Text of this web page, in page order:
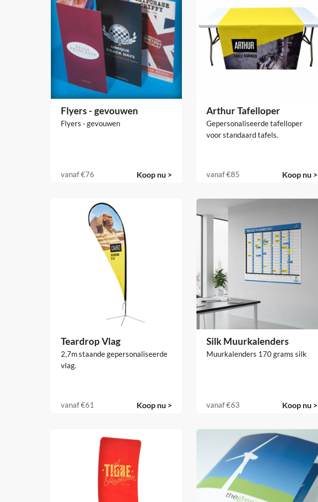
Flyers - gevouwen
Flyers - gevouwen
vanaf€76 Koop nu >
Arthur Tafelloper
Gepersonaliseerde tafelloper
voor standaard tafels.
vanaf€85 Koop nu >
Teardrop Vlag
2,7m staande gepersonaliseerde
vlag.
vanaf€61 Koop nu >
Silk Muurkalenders
Muurkalenders 170 grams silk
vanaf€63 Koop nu >